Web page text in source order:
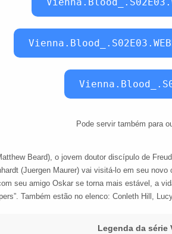
Pode servir também para
Beard), o jovem doutor discípulo de
(Juergen Maurer) vai visitá-lo em seu
seu amigo Oskar se torna mais estável, a
Também estão no elenco: Conleth Hill,
Legenda da série